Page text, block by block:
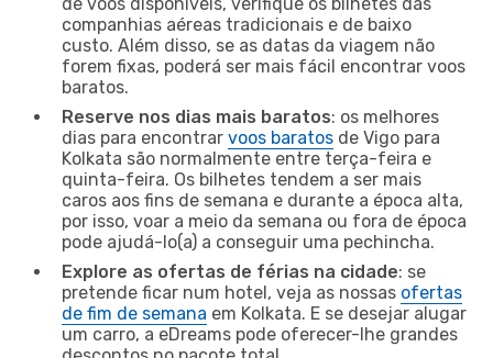
companhias aéreas tradicionais e de baixo
custo. Além disso, se as datas da viagem não
forem fixas, poderá ser mais fácil encontrar voos
baratos.
Reserve nos dias mais baratos: os melhores
dias para encontrar voos baratos de Vigo para
Kolkata são normalmente entre terça-feira e
quinta-feira. Os bilhetes tendem a ser mais
caros aos fins de semana e durante a época alta,
por isso, voar a meio da semana ou fora de época
pode ajudá-lo(a) a conseguir uma pechincha.
Explore as ofertas de férias na cidade: se
pretende ficar num hotel, veja as nossas ofertas
de fim de semana em Kolkata. E se desejar alugar
um carro, a eDreams pode oferecer-lhe grandes